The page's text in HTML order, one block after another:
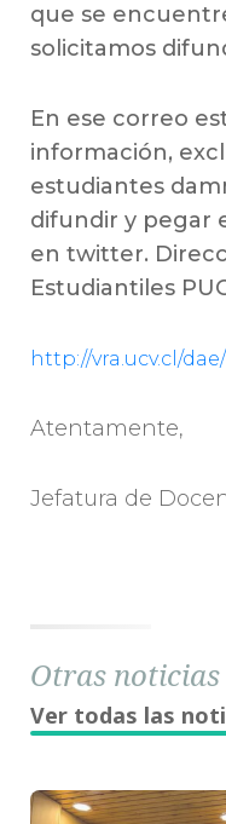
que se
solicitamos
En ese correo
información,
estudiantes
difundir y pegar
en twitter.
Estudiantiles
http://vra.ucv.cl/
Atentamente,
Jefatura de
Otras noticias
Ver todas las